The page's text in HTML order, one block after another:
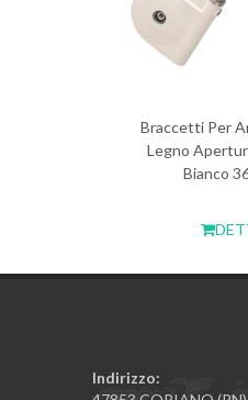
Braccetti Per
Legno
Bianco
Indirizzo: